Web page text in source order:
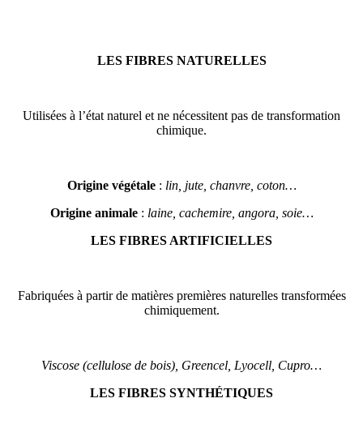
LES FIBRES NATURELLES
Utilisées à l’état naturel et ne nécessitent pas de transformation
chimique.
Origine végétale: lin, jute, chanvre, coton…
Origine animale: laine, cachemire, angora, soie…
LES FIBRES ARTIFICIELLES
Fabriquées à partir de matières premières naturelles transformées
chimiquement.
Viscose (cellulose de bois), Greencel, Lyocell, Cupro…
LES FIBRES SYNTHÉTIQUES